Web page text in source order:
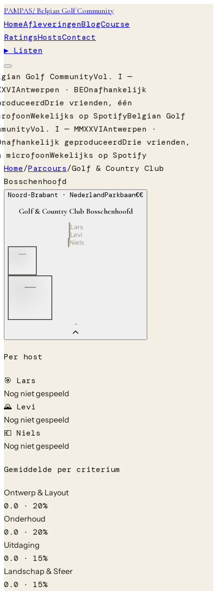
PAMPAS/ Belgian Golf Community
HomeAfleveringenBlogCourse
RatingsHostsContact
▶ Listen
Golf CommunityVol. I —
Antwerpen · BEOnafhankelijk
Drie vrienden, één
Wekelijks op SpotifyBelgian Golf
Vol. I — MMXXVIAntwerpen ·
geproduceerdDrie vrienden,
microfoonWekelijks op Spotify
Home/Parcours/Golf & Country Club
Bosschenhoofd
Noord-Brabant · NederlandParkbaan€€
Golf & Country Club Bosschenhoofd
Lars
Levi
Niels
—
—
—
Per host
🎯 Lars
Nog niet gespeeld
🌄 Levi
Nog niet gespeeld
💶 Niels
Nog niet gespeeld
Gemiddelde per criterium
Ontwerp & Layout
0.0 · 20%
Onderhoud
0.0 · 20%
Uitdaging
0.0 · 15%
Landschap & Sfeer
0.0 · 15%